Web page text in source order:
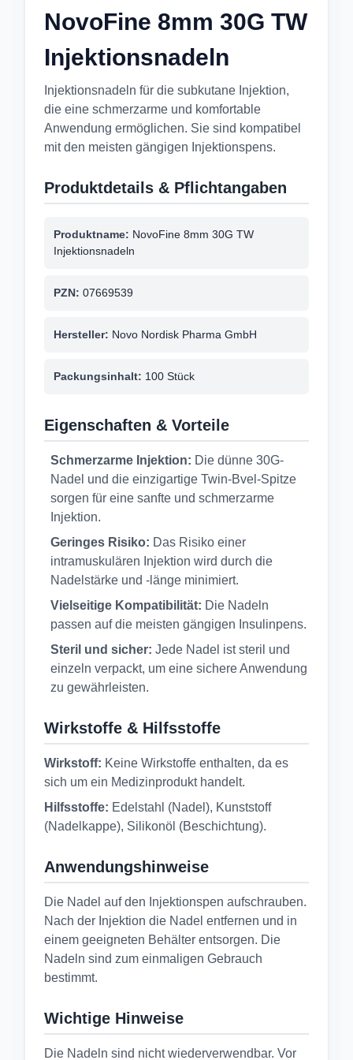
& Juckreiz
NovoFine 8mm 30G TW
Injektionsnadeln
Injektionsnadeln für die subkutane Injektion,
die eine schmerzarme und komfortable
Anwendung ermöglichen. Sie sind kompatibel
mit den meisten gängigen Injektionspens.
Produktdetails & Pflichtangaben
Produktname: NovoFine 8mm 30G TW
Injektionsnadeln
PZN: 07669539
Hersteller: Novo Nordisk Pharma GmbH
Packungsinhalt: 100 Stück
Eigenschaften & Vorteile
Schmerzarme Injektion: Die dünne 30G-
Nadel und die einzigartige Twin-Bvel-Spitze
sorgen für eine sanfte und schmerzarme
Injektion.
Geringes Risiko: Das Risiko einer
intramuskulären Injektion wird durch die
Nadelstärke und -länge minimiert.
Vielseitige Kompatibilität: Die Nadeln
passen auf die meisten gängigen Insulinpens.
Steril und sicher: Jede Nadel ist steril und
einzeln verpackt, um eine sichere Anwendung
zu gewährleisten.
Wirkstoffe & Hilfsstoffe
Wirkstoff: Keine Wirkstoffe enthalten, da es
sich um ein Medizinprodukt handelt.
Hilfsstoffe: Edelstahl (Nadel), Kunststoff
(Nadelkappe), Silikonöl (Beschichtung).
Anwendungshinweise
Die Nadel auf den Injektionspen aufschrauben.
Nach der Injektion die Nadel entfernen und in
einem geeigneten Behälter entsorgen. Die
Nadeln sind zum einmaligen Gebrauch
bestimmt.
Wichtige Hinweise
Die Nadeln sind nicht wiederverwendbar. Vor